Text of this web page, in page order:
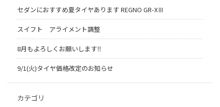
セダンにおすすめ夏タイヤあります REGNO GR-XⅢ
スイフト アライメント調整
8月もよろしくお願いします‼︎
9/1(火)タイヤ価格改定のお知らせ
カテゴリ